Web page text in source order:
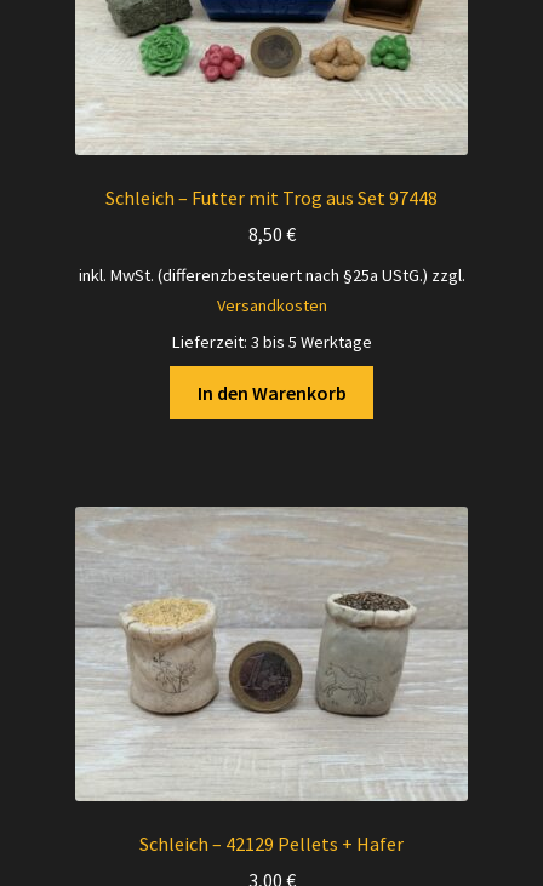
Schleich – Futter mit Trog aus Set 97448
8,50 €
inkl. MwSt. (differenzbesteuert nach §25a UStG.) zzgl.
Versandkosten
Lieferzeit: 3 bis 5 Werktage
In den Warenkorb
Schleich – 42129 Pellets + Hafer
3,00 €